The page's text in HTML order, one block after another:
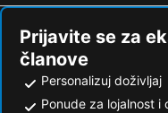
Prijavite se za
članove
Personalizuj doživljaj
Ponude za lojalnost i